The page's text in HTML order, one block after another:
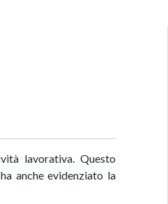
lavorativa. Questo
anche evidenziato la